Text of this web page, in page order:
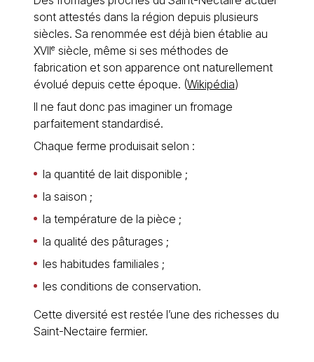
sont attestés dans la région depuis plusieurs
siècles. Sa renommée est déjà bien établie au
XVIIᵉ siècle, même si ses méthodes de
fabrication et son apparence ont naturellement
évolué depuis cette époque. (Wikipédia)
Il ne faut donc pas imaginer un fromage
parfaitement standardisé.
Chaque ferme produisait selon :
la quantité de lait disponible ;
la saison ;
la température de la pièce ;
la qualité des pâturages ;
les habitudes familiales ;
les conditions de conservation.
Cette diversité est restée l’une des richesses du
Saint-Nectaire fermier.